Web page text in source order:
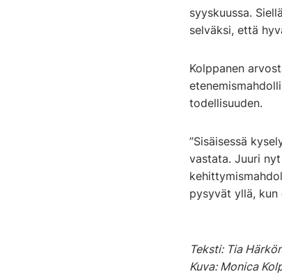
syyskuussa.
selväksi, että
Kolppanen
todellisuuden.
”Sisäisessä
vastata. Juuri
pysyvät yllä, kun
Teksti: Tia
Kuva: Monica